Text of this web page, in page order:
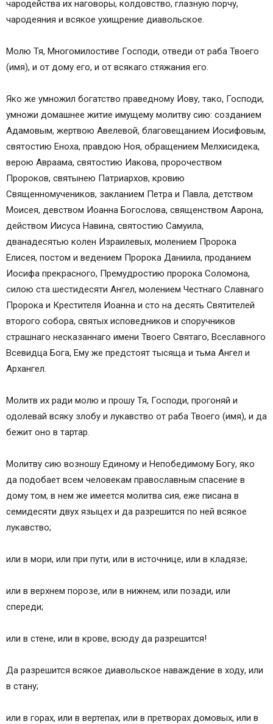
чародейства их наговоры, колдовство, глазную порчу,
чародеяния и всякое ухищрение диавольское.
Молю Тя, Многомилостиве Господи, отведи от раба Твоего
(имя), и от дому его, и от всякаго стяжания его.
Яко же умножил богатство праведному Иову, тако, Господи,
умножи домашнее житие имущему молитву сию: созданием
Адамовым, жертвою Авелевой, благовещанием Иосифовым,
святостию Еноха, правдою Ноя, обращением Мелхисидека,
верою Авраама, святостию Иакова, пророчеством
Пророков, святынею Патриархов, кровию
Священномучеников, закланием Петра и Павла, детством
Моисея, девством Иоанна Богослова, священством Аарона,
действом Иисуса Навина, святостию Самуила,
дванадесятью колен Израилевых, молением Пророка
Елисея, постом и ведением Пророка Даниила, проданием
Иосифа прекрасного, Премудростию пророка Соломона,
силою ста шестидесяти Ангел, молением Честнаго Славнаго
Пророка и Крестителя Иоанна и сто на десять Святителей
второго собора, святых исповедников и споручников
страшнаго несказаннаго имени Твоего Святаго, Всеславного
Всевидца Бога, Ему же предстоят тысяща и тьма Ангел и
Архангел.
Молитв их ради молю и прошу Тя, Господи, прогоняй и
одолевай всяку злобу и лукавство от раба Твоего (имя), и да
бежит оно в тартар.
Молитву сию возношу Единому и Непобедимому Богу, яко
да подобает всем человекам православным спасение в
дому том, в нем же имеется молитва сия, еже писана в
семидесяти двух языцех и да разрешится по ней всякое
лукавство;
или в мори, или при пути, или в источнице, или в кладязе;
или в верхнем порозе, или в нижнем; или позади, или
спереди;
или в стене, или в крове, всюду да разрешится!
Да разрешится всякое диавольское наваждение в ходу, или
в стану;
или в горах, или в вертепах, или в претворах домовых, или в